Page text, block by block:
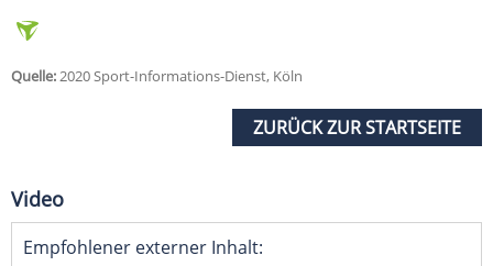
Quelle:2020 Sport-Informations-Dienst, Köln
ZURÜCK ZUR STARTSEITE
Video
Empfohlener externer Inhalt: